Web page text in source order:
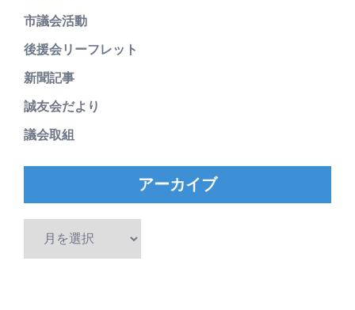
市議会活動
後援会リーフレット
新聞記事
誠友会だより
議会取組
アーカイブ